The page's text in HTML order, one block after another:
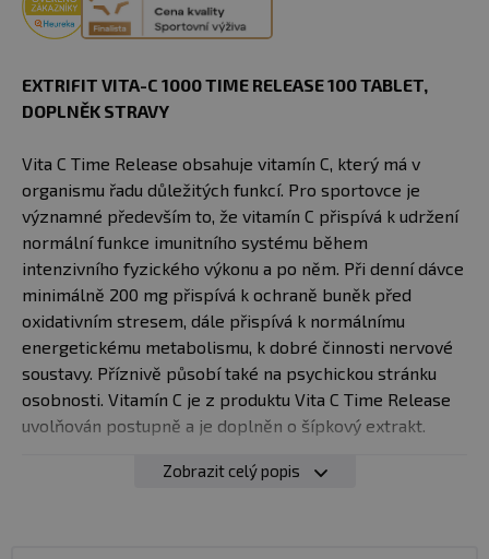
EXTRIFIT VITA-C 1000 TIME RELEASE 100 TABLET,
DOPLNĚK STRAVY
Vita C Time Release obsahuje vitamín C, který má v
organismu řadu důležitých funkcí. Pro sportovce je
významné především to, že vitamín C přispívá k udržení
normální funkce imunitního systému během
intenzivního fyzického výkonu a po něm. Při denní dávce
minimálně 200 mg přispívá k ochraně buněk před
oxidativním stresem, dále přispívá k normálnímu
energetickému metabolismu, k dobré činnosti nervové
soustavy. Příznivě působí také na psychickou stránku
osobnosti. Vitamín C je z produktu Vita C Time Release
uvolňován postupně a je doplněn o šípkový extrakt.
Zobrazit celý popis